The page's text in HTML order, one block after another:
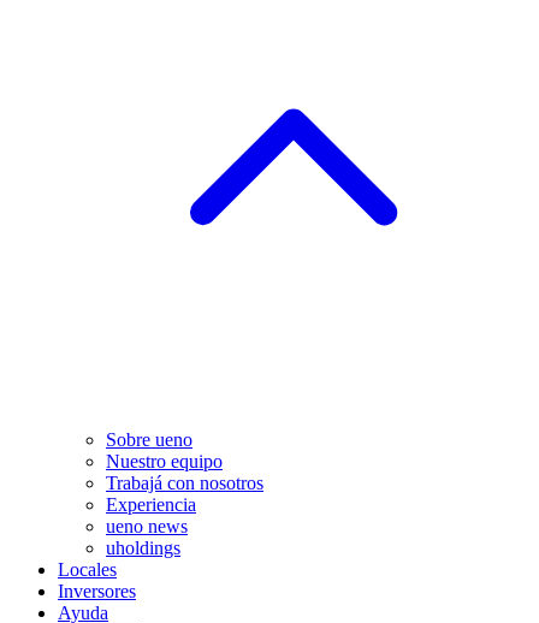
Sobre ueno
Nuestro equipo
Trabajá con nosotros
Experiencia
ueno news
uholdings
Locales
Inversores
Ayuda